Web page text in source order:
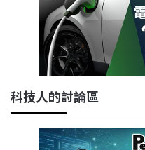
科技人的討論區